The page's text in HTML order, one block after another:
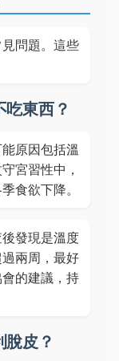
問題。這些
東西？
原因包括溫
宮習性中，
食欲下降。
發現是溫度
兩周，最好
的建議，持
脫皮？